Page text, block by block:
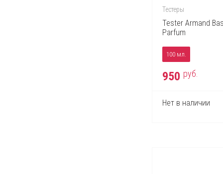
Тестеры
Tester Armand
Parfum
100 мл.
950 руб.
Нет в наличии